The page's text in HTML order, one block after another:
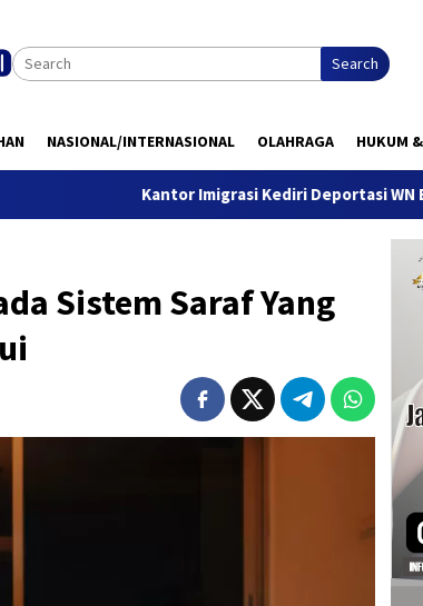
Search
NASIONAL/INTERNASIONAL OLAHRAGA HUKUM
Kantor Imigrasi Kediri Deportasi WN Belanda, Ini
Sistem Saraf Yang